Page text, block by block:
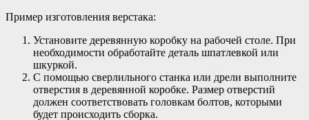
Пример изготовления верстака:
Установите деревянную коробку на рабочей столе. При
необходимости обработайте деталь шпатлевкой или
шкуркой.
С помощью сверлильного станка или дрели выполните
отверстия в деревянной коробке. Размер отверстий
должен соответствовать головкам болтов, которыми
будет происходить сборка.